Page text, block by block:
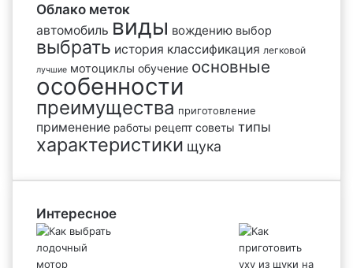
Облако меток
автомобиль виды вождению выбор
выбрать история классификация легковой
лучшие мотоциклы обучение основные
особенности
преимущества приготовление
применение работы рецепт советы типы
характеристики щука
Интересное